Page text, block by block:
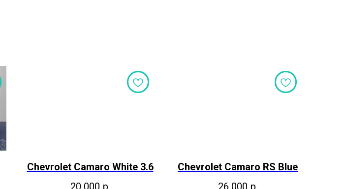
Chevrolet Camaro White 3.6
20 000 р.
Chevrolet Camaro RS Blue
26 000 р.